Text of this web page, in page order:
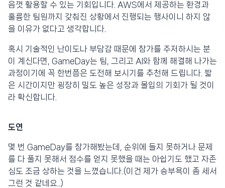
음껏 활용할 수 있는 기회입니다. AWS에서 제공하는 환경과
훌륭한 팀원까지 갖춰진 상황에서 진행되는 행사이니 하지 않
을 이유가 없다고 생각합니다.
혹시 기술적인 난이도나 부담감 때문에 참가를 주저하시는 분
이 계신다면, GameDay는 팀, 그리고 AI와 함께 해결해 나가는
과정이기에 꼭 한번쯤은 도전해 보시기를 추천해 드립니다. 짧
은 시간이지만 굉장히 밀도 높은 성장과 몰입의 기회가 될 것이
라 확신합니다.
도연
몇 번 GameDay를 참가해봤는데, 순위에 들지 못하거나 문제
를 다 풀지 못해서 점수를 얻지 못했을 때는 아쉽기도 했고 자존
심도 조금 상하는 것을 느꼈습니다.(이건 제가 승부욕이 좀 세서
그런 것 같네요..)